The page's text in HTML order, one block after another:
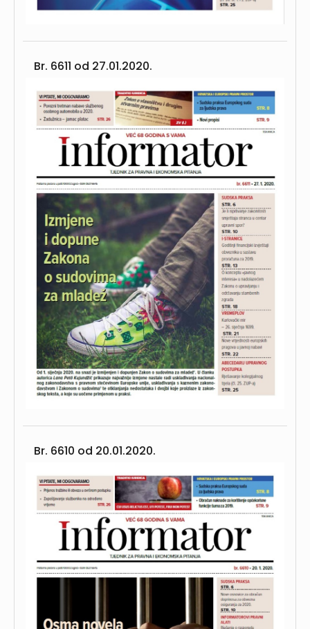
Br. 6611 od 27.01.2020.
Br. 6610 od 20.01.2020.